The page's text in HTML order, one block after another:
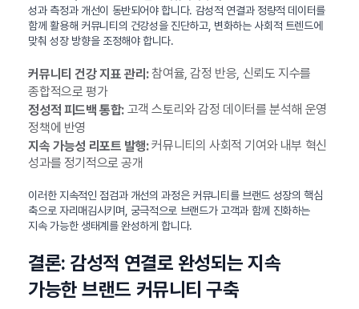
성과 측정과 개선이 동반되어야 합니다. 감성적 연결과 정량적 데이터를
함께 활용해 커뮤니티의 건강성을 진단하고, 변화하는 사회적 트렌드에
맞춰 성장 방향을 조정해야 합니다.
커뮤니티 건강 지표 관리:참여율, 감정 반응, 신뢰도 지수를
종합적으로 평가
정성적 피드백 통합:고객 스토리와 감정 데이터를 분석해 운영
정책에 반영
지속 가능성 리포트 발행:커뮤니티의 사회적 기여와 내부 혁신
성과를 정기적으로 공개
이러한 지속적인 점검과 개선의 과정은 커뮤니티를 브랜드 성장의 핵심
축으로 자리매김시키며, 궁극적으로 브랜드가 고객과 함께 진화하는
지속 가능한 생태계를 완성하게 합니다.
결론: 감성적 연결로 완성되는 지속
가능한 브랜드 커뮤니티 구축